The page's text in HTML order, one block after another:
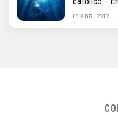
15 ABR, 2019